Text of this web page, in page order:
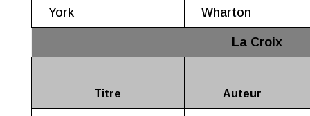
York
Wharton
La Croix
Titre Auteur